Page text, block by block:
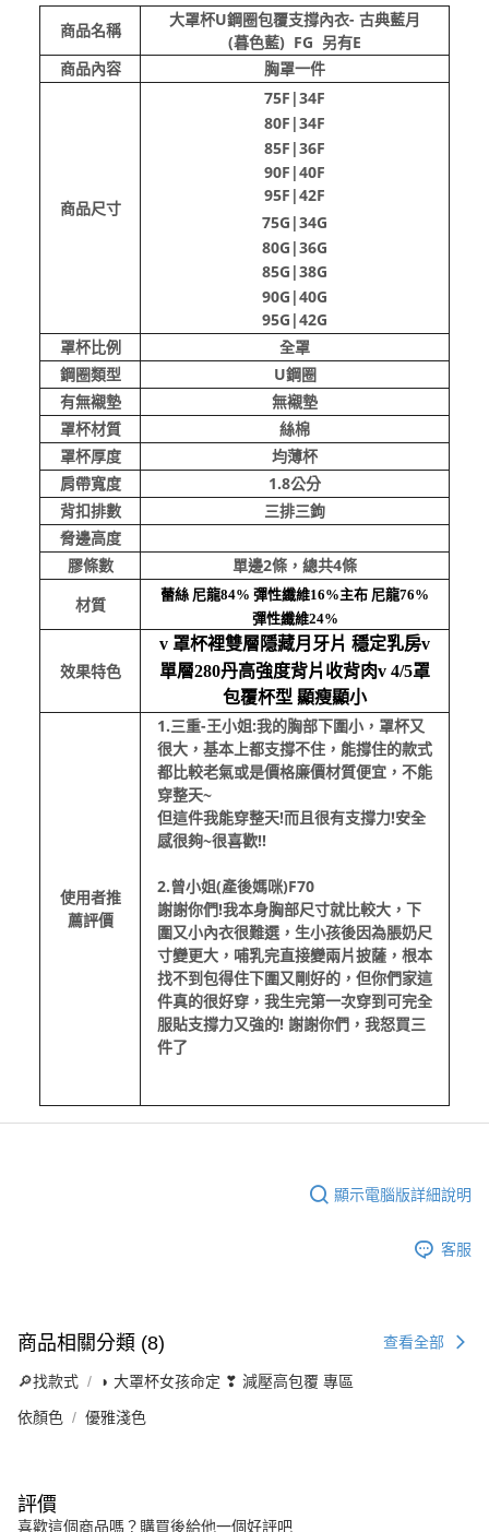
商品名稱
大罩杯U鋼圈包覆支撐內衣- 古典藍月
(暮色藍) FG 另有E
商品內容
胸罩一件
商品尺寸
75F|34F
80F|34F
85F|36F
90F|40F
95F|42F
75G|34G
80G|36G
85G|38G
90G|40G
95G|42G
罩杯比例
全罩
鋼圈類型
U鋼圈
有無襯墊
無襯墊
罩杯材質
絲棉
罩杯厚度
均薄杯
肩帶寬度
1.8公分
背扣排數
三排三鉤
脅邊高度
膠條數
單邊2條，總共4條
材質
蕾絲 尼龍84% 彈性纖維16%主布 尼龍76%
彈性纖維24%
效果特色
v 罩杯裡雙層隱藏月牙片 穩定乳房v
單層280丹高強度背片收背肉v 4/5罩
包覆杯型 顯瘦顯小
使用者推
薦評價
1.三重-王小姐:我的胸部下圍小，罩杯又
很大，基本上都支撐不住，能撐住的款式
都比較老氣或是價格廉價材質便宜，不能
穿整天~
但這件我能穿整天!而且很有支撐力!安全
感很夠~很喜歡!!
2.曾小姐(產後媽咪)F70
謝謝你們!我本身胸部尺寸就比較大，下
圍又小內衣很難選，生小孩後因為脹奶尺
寸變更大，哺乳完直接變兩片披薩，根本
找不到包得住下圍又剛好的，但你們家這
件真的很好穿，我生完第一次穿到可完全
服貼支撐力又強的! 謝謝你們，我怒買三
件了
顯示電腦版詳細說明
客服
商品相關分類 (8) 查看全部
🔎找款式 ◗ 大罩杯女孩命定 ❣ 減壓高包覆 專區
依顏色 優雅淺色
評價
喜歡這個商品嗎？購買後給他一個好評吧